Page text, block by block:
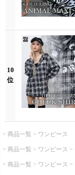
10
位
商品一覧 ワンピース
商品一覧 ワンピース
商品一覧 ワンピース